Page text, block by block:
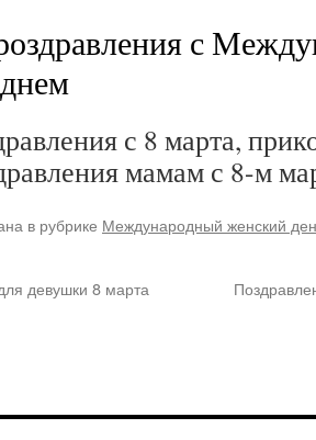
с
с 8 марта,
мамам с 8-м
в рубрике Международный женский
девушки 8 марта